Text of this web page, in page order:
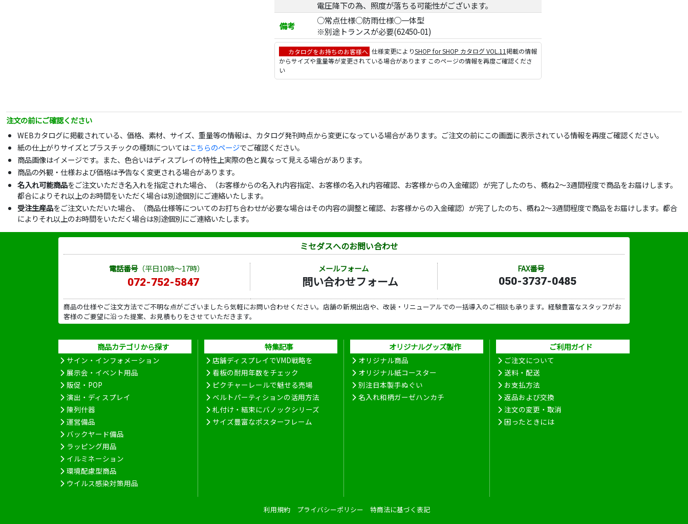
電圧降下の為、照度が落ちる可能性がございます。
備考
○常点仕様○防雨仕様○一体型
※別途トランスが必要(62450-01)
カタログをお持ちのお客様へ 仕様変更によりSHOP for SHOP カタログ VOL.11掲載の情報
からサイズや重量等が変更されている場合があります このページの情報を再度ご確認くださ
い
注文の前にご確認ください
WEBカタログに掲載されている、価格、素材、サイズ、重量等の情報は、カタログ発刊時点から変更になっている場合があります。ご注文の前にこの画面に表示されている情報を再度ご確認ください。
紙の仕上がりサイズとプラスチックの種類についてはこちらのページでご確認ください。
商品画像はイメージです。また、色合いはディスプレイの特性上実際の色と異なって見える場合があります。
商品の外観・仕様および価格は予告なく変更される場合があります。
名入れ可能商品をご注文いただき名入れを指定された場合、（お客様からの名入れ内容指定、お客様の名入れ内容確認、お客様からの入金確認）が完了したのち、概ね2～3週間程度で商品をお届けします。
都合によりそれ以上のお時間をいただく場合は別途個別にご連絡いたします。
受注生産品をご注文いただいた場合、（商品仕様等についてのお打ち合わせが必要な場合はその内容の調整と確認、お客様からの入金確認）が完了したのち、概ね2～3週間程度で商品をお届けします。都合
によりそれ以上のお時間をいただく場合は別途個別にご連絡いたします。
ミセダスへのお問い合わせ
電話番号（平日10時～17時）
072-752-5847
メールフォーム
問い合わせフォーム
FAX番号
050-3737-0485
商品の仕様やご注文方法でご不明な点がございましたら気軽にお問い合わせください。店舗の新規出店や、改装・リニューアルでの一括導入のご相談も承ります。経験豊富なスタッフがお
客様のご要望に沿った提案、お見積もりをさせていただきます。
商品カテゴリから探す
サイン・インフォメーション
展示会・イベント用品
販促・POP
演出・ディスプレイ
陳列什器
運営備品
バックヤード備品
ラッピング用品
イルミネーション
環境配慮型商品
ウイルス感染対策用品
特集記事
店舗ディスプレイでVMD戦略を
看板の耐用年数をチェック
ピクチャーレールで魅せる売場
ベルトパーティションの活用方法
札付け・結束にバノックシリーズ
サイズ豊富なポスターフレーム
オリジナルグッズ製作
オリジナル商品
オリジナル紙コースター
別注日本製手ぬぐい
名入れ和柄ガーゼハンカチ
ご利用ガイド
ご注文について
送料・配送
お支払方法
返品および交換
注文の変更・取消
困ったときには
利用規約 プライバシーポリシー 特商法に基づく表記